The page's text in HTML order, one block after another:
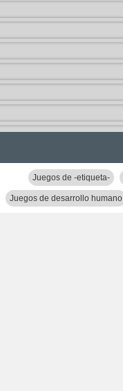
Juegos de -etiqueta-
Juegos de desarrollo humano